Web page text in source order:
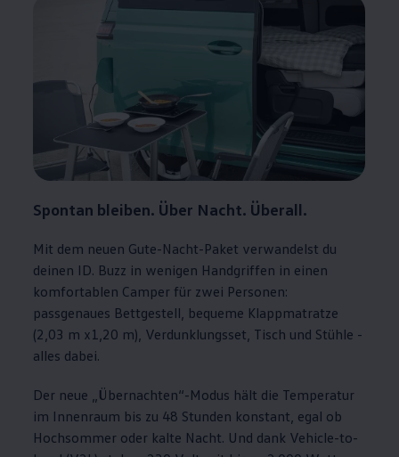
Spontan bleiben. Über Nacht. Überall.
Mit dem neuen Gute-Nacht-Paket verwandelst du
deinen ID. Buzz in wenigen Handgriffen in einen
komfortablen Camper für zwei Personen:
passgenaues Bettgestell, bequeme Klappmatratze
(2,03 m x1,20 m), Verdunklungsset, Tisch und Stühle -
alles dabei.
Der neue „Übernachten“-Modus hält die Temperatur
im Innenraum bis zu 48 Stunden konstant, egal ob
Hochsommer oder kalte Nacht. Und dank Vehicle-to-